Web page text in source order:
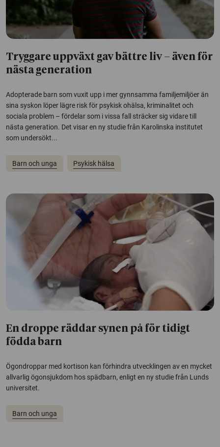
Tryggare uppväxt gav bättre liv – även för
nästa generation
Adopterade barn som vuxit upp i mer gynnsamma familjemiljöer än
sina syskon löper lägre risk för psykisk ohälsa, kriminalitet och
sociala problem – fördelar som i vissa fall sträcker sig vidare till
nästa generation. Det visar en ny studie från Karolinska institutet
som undersökt...
Barn och unga Psykisk hälsa
En droppe räddar synen på för tidigt
födda barn
Ögondroppar med kortison kan förhindra utvecklingen av en mycket
allvarlig ögonsjukdom hos spädbarn, enligt en ny studie från Lunds
universitet.
Barn och unga